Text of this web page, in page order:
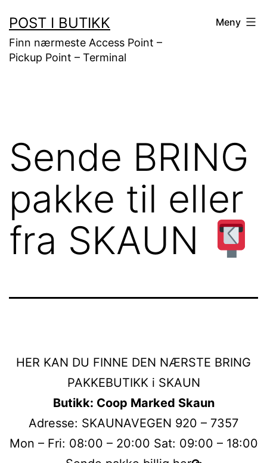
til
innhold
POST I BUTIKK
Finn nærmeste Access Point –
Pickup Point – Terminal
Meny
Sende BRING
pakke til eller
fra SKAUN
HER KAN DU FINNE DEN NÆRSTE BRING
PAKKEBUTIKK i SKAUN
Butikk: Coop Marked Skaun
Adresse: SKAUNAVEGEN 920 – 7357
Mon – Fri: 08:00 – 20:00 Sat: 09:00 – 18:00